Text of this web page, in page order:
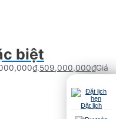
biệt
509,000,000₫Giá
Đặt lịch